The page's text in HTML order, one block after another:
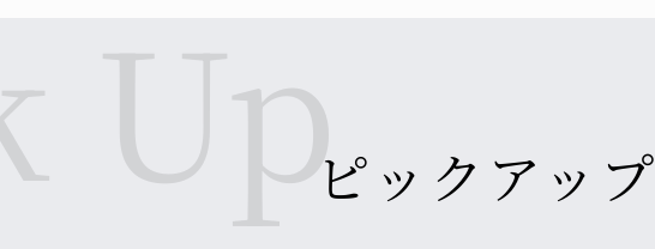
せ】
て7月1日（火）からプールがOPENいたします！
ルや景観抜群の屋上プールなど、多種多様なプールをお楽しみください。
マーメイド浮き輪・スワンボート・ビーチボールなど多数ご用意！
て水着の販売も行っております。
ピックアップ